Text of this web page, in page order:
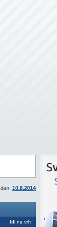
10.8.2014
Idi na vrh